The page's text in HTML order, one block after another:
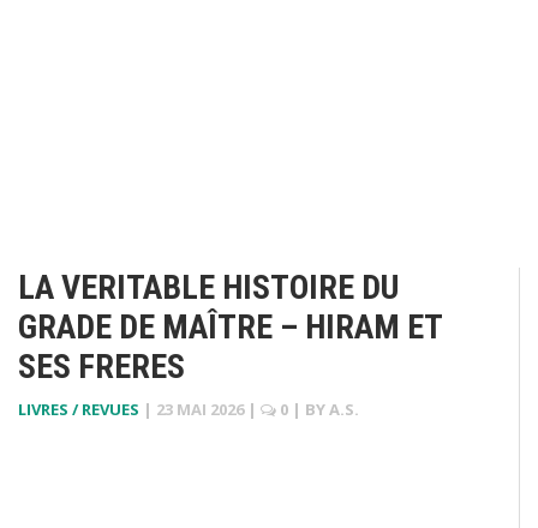
LA VERITABLE HISTOIRE DU
GRADE DE MAÎTRE – HIRAM ET
SES FRERES
LIVRES / REVUES | 23 MAI 2026 | 0 | BYA.S.